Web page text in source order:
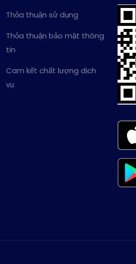
Thỏa thuận sử dụng
Thỏa thuận bảo mật thông
tin
Cam kết chất lượng dịch
vụ